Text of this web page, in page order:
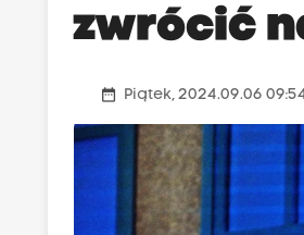
zwrócić
date_range Piątek, 2024.09.06